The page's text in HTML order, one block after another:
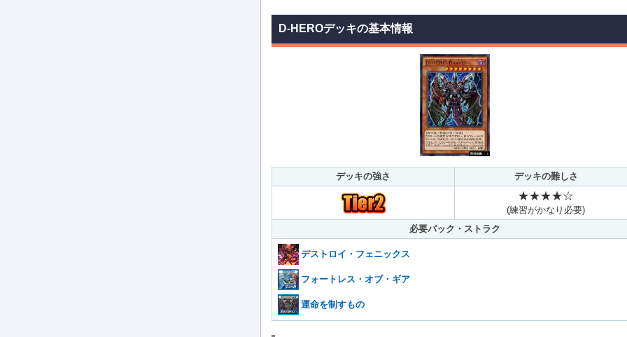
D-HEROデッキの基本情報
デッキの強さ デッキの難しさ
★★★★☆
(練習がかなり必要)
必要パック・ストラク
デストロイ・フェニックス
フォートレス・オブ・ギア
運命を制すもの